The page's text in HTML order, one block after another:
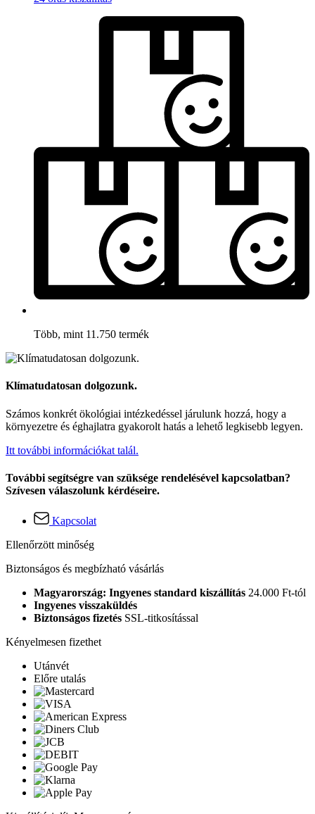
Több, mint 11.750 termék
Klímatudatosan dolgozunk.
Számos konkrét ökológiai intézkedéssel járulunk hozzá, hogy a
környezetre és éghajlatra gyakorolt hatás a lehető legkisebb legyen.
Itt további információkat talál.
További segítségre van szüksége rendelésével kapcsolatban?
Szívesen válaszolunk kérdéseire.
Kapcsolat
Ellenőrzött minőség
Biztonságos és megbízható vásárlás
Magyarország: Ingyenes standard kiszállítás 24.000 Ft-tól
Ingyenes visszaküldés
Biztonságos fizetés SSL-titkosítással
Kényelmesen fizethet
Utánvét
Előre utalás